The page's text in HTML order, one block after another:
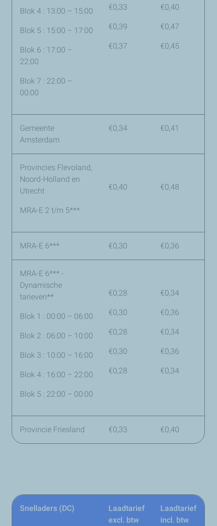
Blok 4 : 13:00 – 15:00
Blok 5 : 15:00 – 17:00
Blok 6 : 17:00 –
22:00
Blok 7 : 22:00 –
00:00
€0,33
€0,39
€0,37
€0,40
€0,47
€0,45
Gemeente
Amsterdam
€0,34 €0,41
Provincies Flevoland,
Noord-Holland en
Utrecht
MRA-E 2 t/m 5***
€0,40 €0,48
MRA-E 6*** €0,30 €0,36
MRA-E 6*** -
Dynamische
tarieven**
Blok 1 : 00:00 – 06:00
Blok 2 : 06:00 – 10:00
Blok 3 : 10:00 – 16:00
Blok 4 : 16:00 – 22:00
Blok 5 : 22:00 – 00:00
€0,28
€0,30
€0,28
€0,30
€0,28
€0,34
€0,36
€0,34
€0,36
€0,34
Provincie Friesland €0,33 €0,40
Snelladers (DC)
Laadtarief
excl. btw
Laadtarief
incl. btw